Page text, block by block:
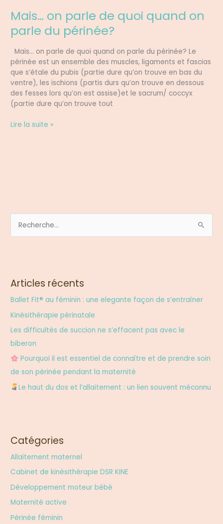
Mais… on parle de quoi quand on
parle du périnée?
Mais… on parle de quoi quand on parle du périnée? Le
périnée est un ensemble des muscles, ligaments et fascias
que s’étale du pubis (partie dure qu’on trouve en bas du
ventre), les ischions (partis durs qu’on trouve en dessous
des fesses lors qu’on est assise)et le sacrum/ coccyx
(partie dure qu’on trouve tout
Mais…
parle
quoi
quand
on
parle
du
périnée?
Lire la suite »
e
e
h
e
r
:
Articles récents
Ballet Fit® au féminin : une elegante façon de s’entraîner
Kinésithérapie périnatale
Les difficultés de succion ne s’effacent pas avec le
biberon
Pourquoi il est essentiel de connaître et de prendre soin
de son périnée pendant la maternité
Le haut du dos et l’allaitement : un lien souvent méconnu
Catégories
Allaitement maternel
Cabinet de kinésithérapie DSR KINE
Développement moteur bébé
Maternité active
Périnée féminin